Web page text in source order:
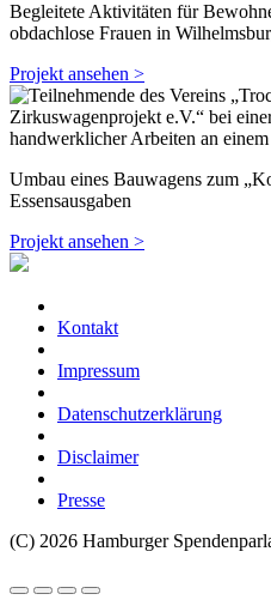
Begleitete Aktivitäten für
obdachlose Frauen in
Projekt ansehen >
Umbau eines Bauwagens zum
Essensausgaben
Projekt ansehen >
Kontakt
Impressum
Datenschutzerklärung
Disclaimer
Presse
(C) 2026 Hamburger